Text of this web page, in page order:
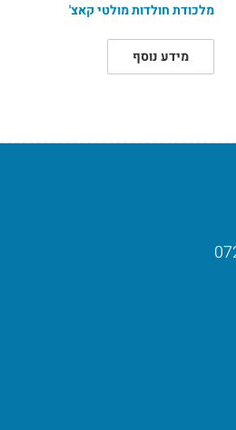
מלכודת חולדות מולטי קאצ'
מידע נוסף